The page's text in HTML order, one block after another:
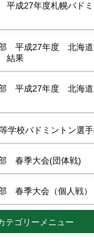
成27年度札幌バド
平成27年度 北海道
結果
平成27年度 北海道
学校バドミントン選
春季大会(団体戦)
春季大会（個人戦）